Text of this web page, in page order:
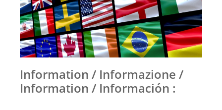
Information / Informazione /
Information / Información :